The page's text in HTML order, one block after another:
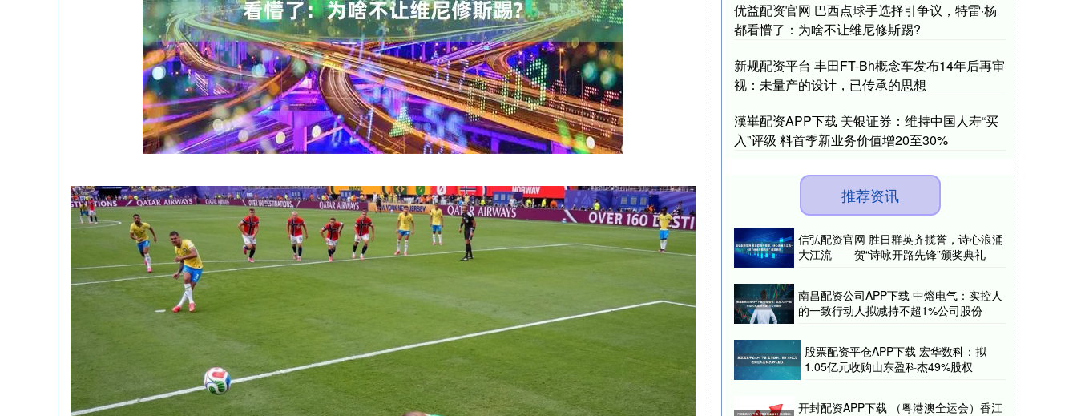
优益配资官网 巴西点球手选择引争议，特雷·杨
都看懵了：为啥不让维尼修斯踢?
新规配资平台 丰田FT-Bh概念车发布14年后再审
视：未量产的设计，已传承的思想
漢崋配资APP下载 美银证券：维持中国人寿“买
入”评级 料首季新业务价值增20至30%
推荐资讯
信弘配资官网 胜日群英齐揽誉，诗心浪涌
大江流——贺“诗咏开路先锋”颁奖典礼
南昌配资公司APP下载 中熔电气：实控人
的一致行动人拟减持不超1%公司股份
股票配资平仓APP下载 宏华数科：拟
1.05亿元收购山东盈科杰49%股权
开封配资APP下载 （粤港澳全运会）香江